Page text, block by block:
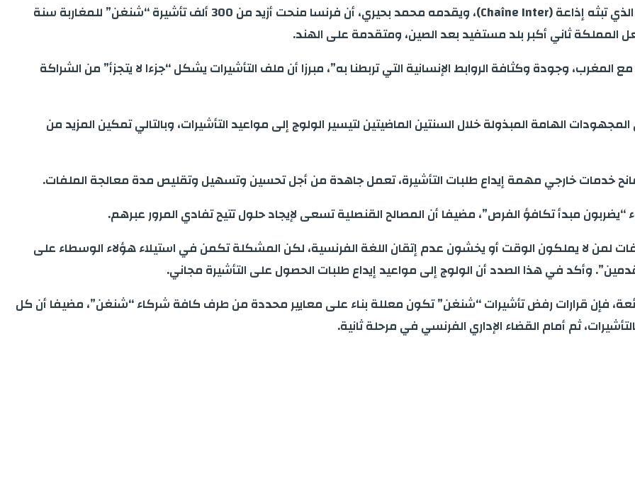
وأوضح السيد رمادور، الذي حل ضيفا على برنامج (Inter Matin) الذي تبثه إذاعة (Chaîne Inter)، ويقدمه محمد بحيري، أن فرنسا منحت أزيد من 300 ألف تأشيرة “شنغن” للمغاربة سنة
المغرب، وجودة وكثافة الروابط الإنسانية التي تربطنا به”، مبرزا أن ملف التأشيرات يشكل “جزءا لا يتجزأ” من الشراكة
الهامة المبذولة خلال السنتين الماضيتين لتيسير الولوج إلى مواعيد التأشيرات، وبالتالي تمكين المزيد من
خدمات خارجي مهمة إيداع طلبات التأشيرة، تعمل جاهدة من أجل تحسين وتسهيل وتقليص مدة معالجة الملفات.
مبدأ تكافؤ الفرص”، مضيفا أن المصالح القنصلية تسعى لإيجاد حلول تتيح تفادي المرور عبرهم.
لا يملكون الوقت أو يخشون عدم إتقان اللغة الفرنسية، لكن المشكلة تكمن في استيلاء هؤلاء الوسطاء على
وأكد في هذا الصدد أن الولوج إلى مواعيد إيداع طلبات الحصول على التأشيرة مجاني.
فإن قرارات رفض تأشيرات “شنغن” تكون معللة بناء على معايير محددة من طرف كافة شركاء “شنغن”، مضيفا أن كل
ثم أمام القضاء الإداري الفرنسي في مرحلة ثانية.